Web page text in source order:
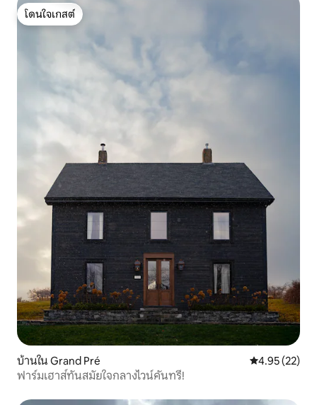
โดนใจเกสต์
โดนใจเกสต์
บ้านใน Grand Pré คะแนนเฉลี่ย
4.95 (22)
ฟาร์มเฮาส์ทันสมัยใจกลางไวน์คันทรี!